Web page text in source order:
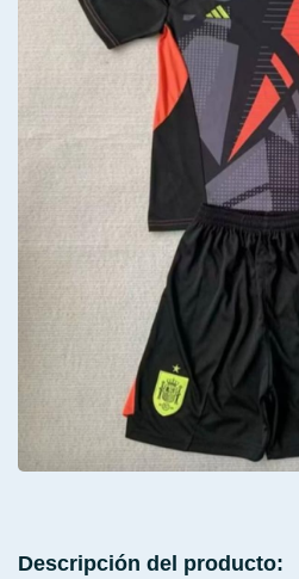
Descripción del producto: